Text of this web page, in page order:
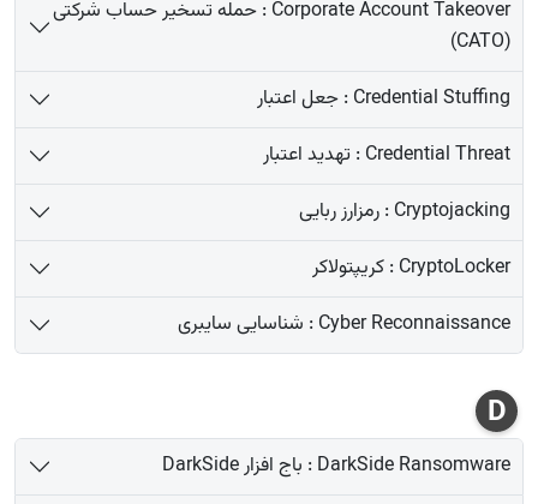
Corporate Account Takeover : حمله تسخیر حساب شرکتی
(CATO)
Credential Stuffing : جعل اعتبار
Credential Threat : تهدید اعتبار
Cryptojacking : رمزارز ربایی
CryptoLocker : کریپتولاکر
Cyber Reconnaissance : شناسایی سایبری
D
DarkSide Ransomware : باج افزار DarkSide